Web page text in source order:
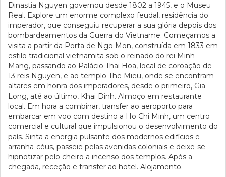
Dinastia Nguyen governou desde 1802 a 1945, e o Museu
Real. Explore um enorme complexo feudal, residência do
imperador, que conseguiu recuperar a sua glória depois dos
bombardeamentos da Guerra do Vietname. Começamos a
visita a partir da Porta de Ngo Mon, construída em 1833 em
estilo tradicional vietnamita sob o reinado do rei Minh
Mang, passando ao Palácio Thai Hoa, local de coroação de
13 reis Nguyen, e ao templo The Mieu, onde se encontram
altares em honra dos imperadores, desde o primeiro, Gia
Long, até ao último, Khai Dinh. Almoço em restaurante
local. Em hora a combinar, transfer ao aeroporto para
embarcar em voo com destino a Ho Chi Minh, um centro
comercial e cultural que impulsionou o desenvolvimento do
país. Sinta a energia pulsante dos modernos edifícios e
arranha-céus, passeie pelas avenidas coloniais e deixe-se
hipnotizar pelo cheiro a incenso dos templos. Após a
chegada, receção e transfer ao hotel. Alojamento.